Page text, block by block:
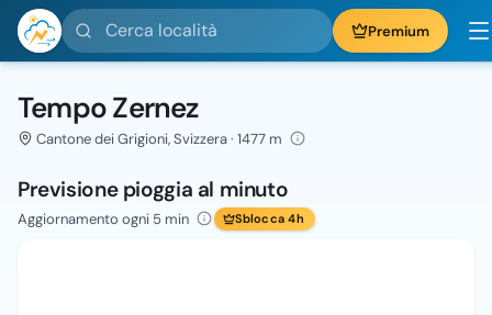
Cerca località Premium
Tempo Zernez
Cantone dei Grigioni, Svizzera · 1477 m
Previsione pioggia al minuto
Aggiornamento ogni 5 min Sblocca 4h